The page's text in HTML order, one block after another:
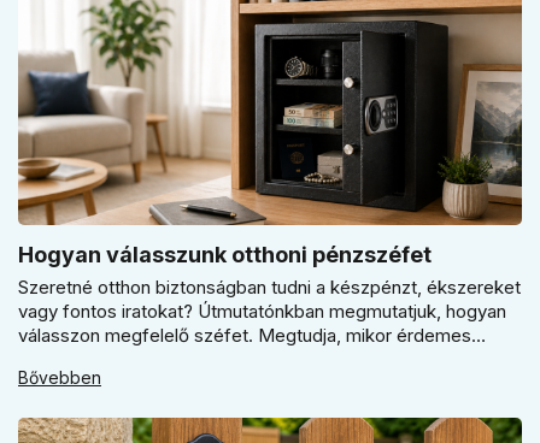
Hogyan válasszunk otthoni pénzszéfet
Szeretné otthon biztonságban tudni a készpénzt, ékszereket
vagy fontos iratokat? Útmutatónkban megmutatjuk, hogyan
válasszon megfelelő széfet. Megtudja, mikor érdemes
kulcsfontosságú a szakszerű rögzítés a valódi védelemhez
Bővebben